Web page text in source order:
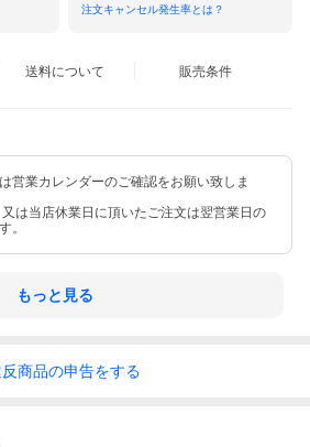
注文キャンセル発生率とは？
送料について 販売条件
営業カレンダーのご確認をお願い致しま
は当店休業日に頂いたご注文は翌営業日の
。
もっと見る
商品の申告をする